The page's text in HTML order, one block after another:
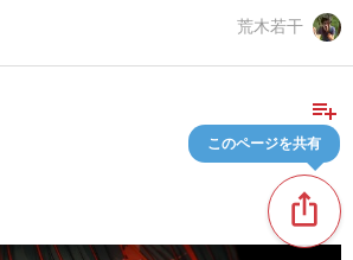
荒木若干
playlist_add
ios_share
このページを共有
ウズ